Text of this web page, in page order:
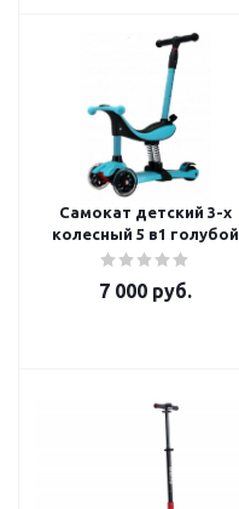
Самокат детский 3-х
колесный 5 в1 голубой
7 000 руб.